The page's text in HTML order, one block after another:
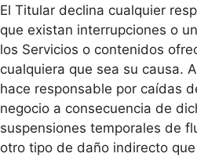
El Titular declina cualquier
que existan interrupciones o
los Servicios o contenidos
cualquiera que sea su causa.
hace responsable por caídas
negocio a consecuencia de
suspensiones temporales de
otro tipo de daño indirecto